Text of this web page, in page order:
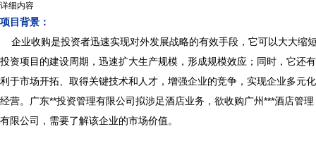
详细内容
项目背景：
企业收购是投资者迅速实现对外发展战略的有效手段，它可以大大缩
投资项目的建设周期，迅速扩大生产规模，形成规模效应；同时，它还有
利于市场开拓、取得关键技术和人才，增强企业的竞争，实现企业多元化
经营。广东**投资管理有限公司拟涉足酒店业务，欲收购广州***酒店管理
有限公司，需要了解该企业的市场价值。